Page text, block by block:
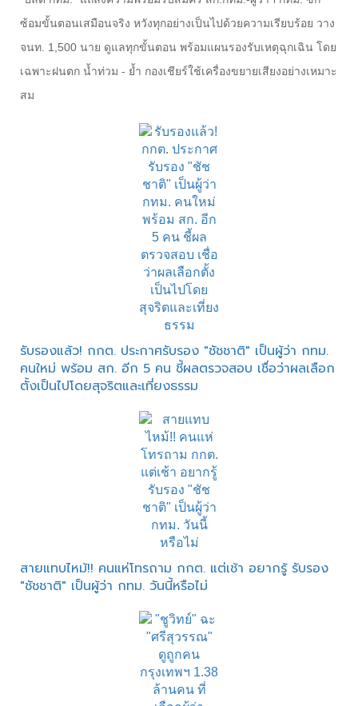
ซ้อมขั้นตอนเสมือนจริง หวังทุกอย่างเป็นไปด้วยความเรียบร้อย วาง
จนท. 1,500 นาย ดูแลทุกขั้นตอน พร้อมแผนรองรับเหตุฉุกเฉิน โดย
เฉพาะฝนตก น้ำท่วม - ย้ำ กองเชียร์ใช้เครื่องขยายเสียงอย่างเหมาะ
สม
รับรองแล้ว! กกต. ประกาศรับรอง "ชัชชาติ" เป็นผู้ว่า กทม.
คนใหม่ พร้อม สก. อีก 5 คน ชี้ผลตรวจสอบ เชื่อว่าผลเลือก
ตั้งเป็นไปโดยสุจริตและเที่ยงธรรม
สายแทบไหม้!! คนแห่โทรถาม กกต. แต่เช้า อยากรู้ รับรอง
"ชัชชาติ" เป็นผู้ว่า กทม. วันนี้หรือไม่